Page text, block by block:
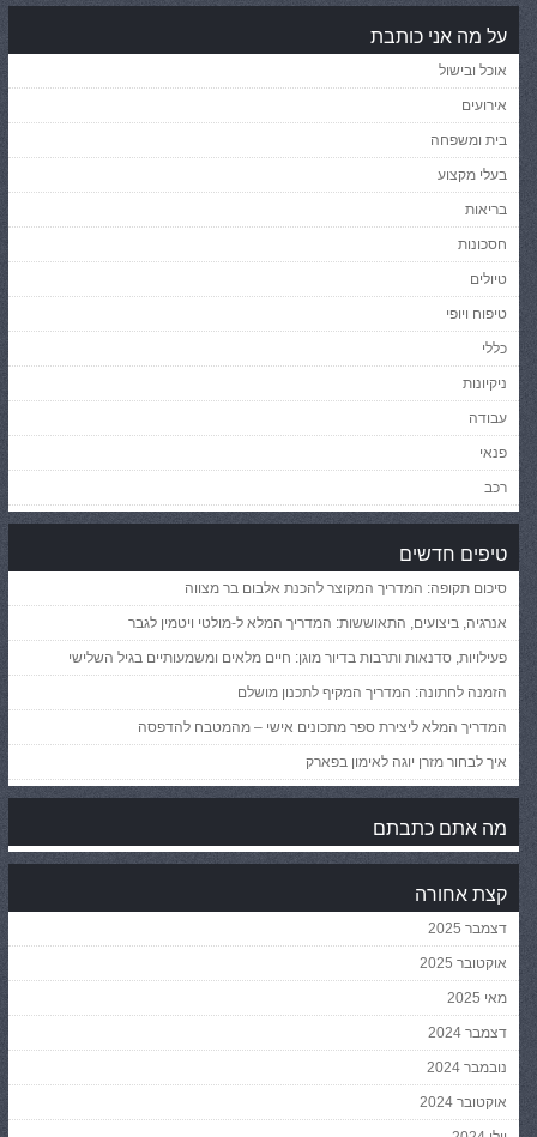
על מה אני כותבת
אוכל ובישול
אירועים
בית ומשפחה
בעלי מקצוע
בריאות
חסכונות
טיולים
טיפוח ויופי
כללי
ניקיונות
עבודה
פנאי
רכב
טיפים חדשים
סיכום תקופה: המדריך המקוצר להכנת אלבום בר מצווה
אנרגיה, ביצועים, התאוששות: המדריך המלא ל-מולטי ויטמין לגבר
פעילויות, סדנאות ותרבות בדיור מוגן: חיים מלאים ומשמעותיים בגיל השלישי
הזמנה לחתונה: המדריך המקיף לתכנון מושלם
המדריך המלא ליצירת ספר מתכונים אישי – מהמטבח להדפסה
איך לבחור מזרן יוגה לאימון בפארק
מה אתם כתבתם
קצת אחורה
דצמבר 2025
אוקטובר 2025
מאי 2025
דצמבר 2024
נובמבר 2024
אוקטובר 2024